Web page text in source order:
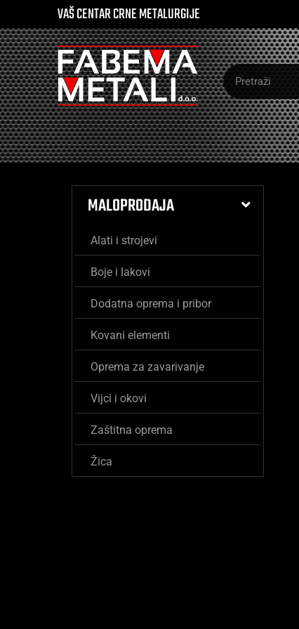
VAŠ CENTAR CRNE METALURGIJE
MALOPRODAJA
Alati i strojevi
Boje i lakovi
Dodatna oprema i pribor
Kovani elementi
Oprema za zavarivanje
Vijci i okovi
Zaštitna oprema
Žica